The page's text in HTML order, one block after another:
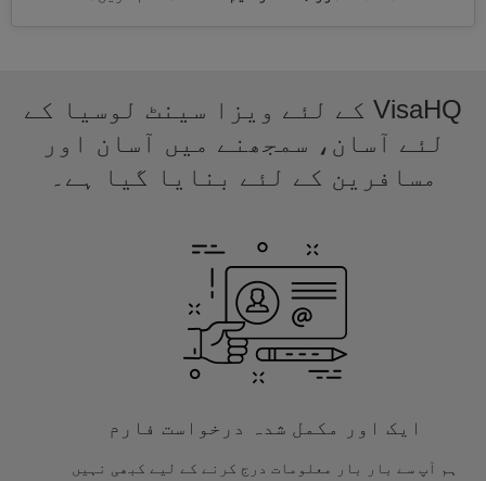
VisaHQ کے لئے ویزا سینٹ لوسیا کے
لئے آسان، سمجھنے میں آسان اور
مسافرین کے لئے بنایا گیا ہے۔
ایک اور مکمل شدہ درخواست فارم
ہم آپ سے بار بار معلومات درج کرنے کے لیے کبھی نہیں